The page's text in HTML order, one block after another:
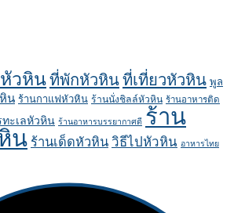
วหินที่พักหัวหินที่เที่ยวหัวหิน พูล
น ร้านกาแฟหัวหิน ร้านนั่งชิลล์หัวหิน ร้านอาหารติด
ะเลหัวหิน ร้านอาหารบรรยากาศดี ร้าน
น ร้านเด็ดหัวหิน วิธีไปหัวหิน อาหารไทย